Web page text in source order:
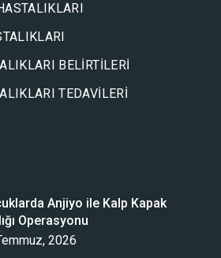
BELIRTILERI
TEDAVILERI
Anjiyo ile Kalp Kapak
Operasyonu
2026